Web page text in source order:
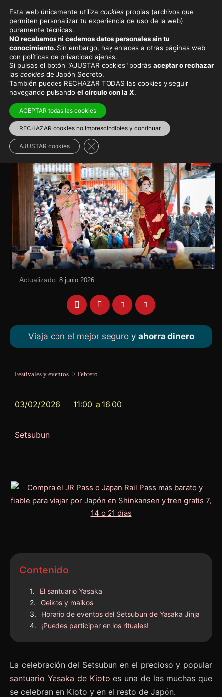
Eventos y festivales en Japón
Celebración del Setsubun
en el santuario Yasaka de
Kioto
Una celebración muy especial del Setsubun porque en
ella participan geishas
Viajar a Japón > Japón en invierno
Actualizado 8 junio 2026
Viaja con el mejor seguroy ahorra dinero
Festivales y eventos > Febrero
03/02/2026 11:00 a 16:00
Setsubun
Contenido
El santuario Yasaka
Geikos y maikos
Horario de eventos del Setsubun de Yasaka Jinja
¡Puedes participar en los rituales!
La celebración del Setsubun en el precioso y popular
santuario Yasaka de Kioto es una de las muchas que
se celebran en Kioto y en el resto de Japón.
Esta web únicamente utiliza cookies propias (archivos que
permiten personalizar tu experiencia de uso de la web)
puramente técnicas.
NO recabamos ni cedemos datos personales sin tu
conocimiento. Sin embargo, hay enlaces a otras páginas web
con políticas de privacidad ajenas.
Si pulsas el botón "AJUSTAR cookies" podrás aceptar o rechazar
las cookies de Japón Secreto.
También puedes RECHAZAR TODAS las cookies y seguir
navegando pulsando el círculo con la X.
ACEPTAR todas las cookies
RECHAZAR cookies no imprescindibles y continuar
AJUSTAR cookies Cerrar el banner de cookies RGPD